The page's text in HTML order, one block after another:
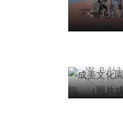
3 分享
海來臨
提供）
8,313
4 分享